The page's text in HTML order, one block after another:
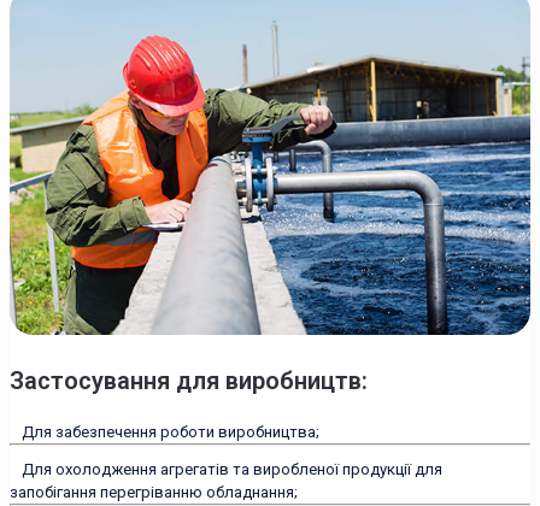
Застосування для виробництв:
Для забезпечення роботи виробництва;
Для охолодження агрегатів та виробленої продукції для
запобігання перегріванню обладнання;